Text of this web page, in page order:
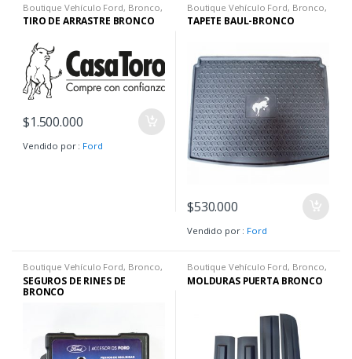
Boutique Vehículo Ford, Bronco,
Bronco Big Ben,Bronco
Wildtrack
TIRO DE ARRASTRE BRONCO
$1.500.000
Vendido por : Ford
Boutique Vehículo Ford, Bronco,
Bronco Big Ben,Bronco
Wildtrack
TAPETE BAUL-BRONCO
$530.000
Vendido por : Ford
Boutique Vehículo Ford, Bronco,
Bronco Big Ben,Bronco
Wildtrack
SEGUROS DE RINES DE
BRONCO
Boutique Vehículo Ford, Bronco,
Bronco Big Ben,Bronco
Wildtrack
MOLDURAS PUERTA BRONCO